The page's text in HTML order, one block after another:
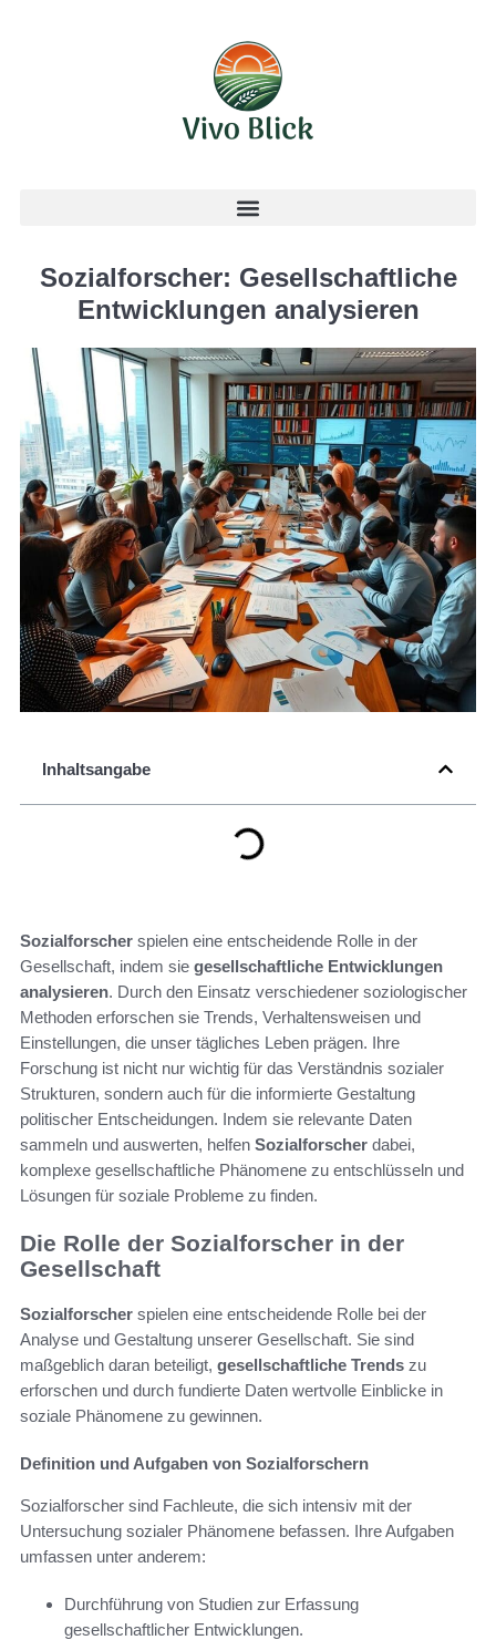
Sozialforscher: Gesellschaftliche
Entwicklungen analysieren
Inhaltsangabe
Sozialforscher spielen eine entscheidende Rolle in der
Gesellschaft, indem sie gesellschaftliche Entwicklungen
analysieren. Durch den Einsatz verschiedener soziologischer
Methoden erforschen sie Trends, Verhaltensweisen und
Einstellungen, die unser tägliches Leben prägen. Ihre
Forschung ist nicht nur wichtig für das Verständnis sozialer
Strukturen, sondern auch für die informierte Gestaltung
politischer Entscheidungen. Indem sie relevante Daten
sammeln und auswerten, helfen Sozialforscher dabei,
komplexe gesellschaftliche Phänomene zu entschlüsseln und
Lösungen für soziale Probleme zu finden.
Die Rolle der Sozialforscher in der
Gesellschaft
Sozialforscher spielen eine entscheidende Rolle bei der
Analyse und Gestaltung unserer Gesellschaft. Sie sind
maßgeblich daran beteiligt, gesellschaftliche Trends zu
erforschen und durch fundierte Daten wertvolle Einblicke in
soziale Phänomene zu gewinnen.
Definition und Aufgaben von Sozialforschern
Sozialforscher sind Fachleute, die sich intensiv mit der
Untersuchung sozialer Phänomene befassen. Ihre Aufgaben
umfassen unter anderem:
Durchführung von Studien zur Erfassung
gesellschaftlicher Entwicklungen.